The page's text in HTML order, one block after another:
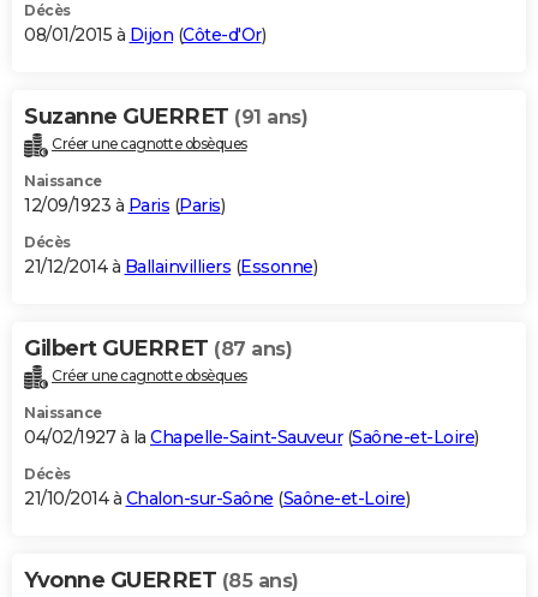
Décès
08/01/2015 à Dijon (Côte-d'Or)
Suzanne GUERRET (91 ans)
Créer une cagnotte obsèques
Naissance
12/09/1923 à Paris (Paris)
Décès
21/12/2014 à Ballainvilliers (Essonne)
Gilbert GUERRET (87 ans)
Créer une cagnotte obsèques
Naissance
04/02/1927 à la Chapelle-Saint-Sauveur(Saône-et-Loire)
Décès
21/10/2014 à Chalon-sur-Saône (Saône-et-Loire)
Yvonne GUERRET (85 ans)